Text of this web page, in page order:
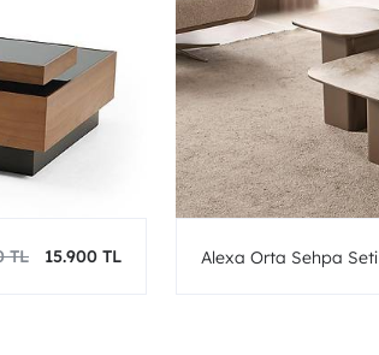
TL 15.900 TL Alexa Orta Sehpa Seti